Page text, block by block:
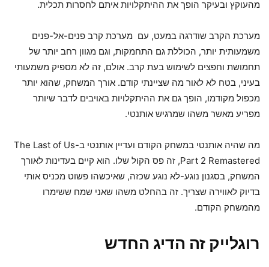
מהעוקץ ובעיקר הופך את ההיתקלויות איתם לחסרות תכלית.
מערכת הקרב שודרגה במעט, עם מערכת קרב פנים-אל-פנים
משמעותית יותר, הכוללת גם התחמקות, וגם מגוון רחב יותר של
תחמושת וחפצים לשימוש בעת קרב. אולם, זה לא מספיק משמעותי
בעיני, בטח לא לאור מה שציינתי קודם. אורך המשחק, שהוא יותר
מכפול מקודמו, הופך גם את ההיתקלויות באויבים לדבר שיותר
מפריע מאשר משהו שמרגיש אותנטי.
מה שהיה אותנטי במשחק הקודם ועדיין אותנטי ב-The Last of Us
Part 2 Remastered, זה פס הקול שלו. הוא קיים בעדינות לאורך
המשחק, בסגנון נוגע-לא נוגע שכזה, שאיכשהו פשוט מכניס אותי
בדיוק לאווירה שצריך. זה בהחלט משהו שאני שמח ששימרו
מהמשחק הקודם.
רוגלייק זה הדיג החדש